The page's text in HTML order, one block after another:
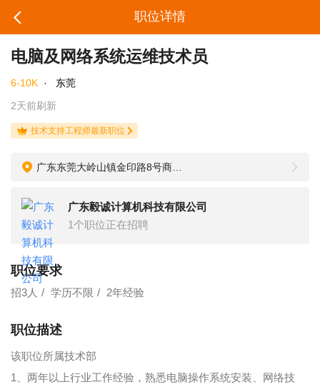
职位详情
电脑及网络系统运维技术员
6-10K ·
东莞
2天前刷新
技术支持工程师最新职位
广东毅诚计算机科技有限公司
1个职位正在招聘
职位要求
招3人 学历不限 2年经验
职位描述
该职位所属技术部
1、两年以上行业工作经验，熟悉电脑操作系统安装、网络技